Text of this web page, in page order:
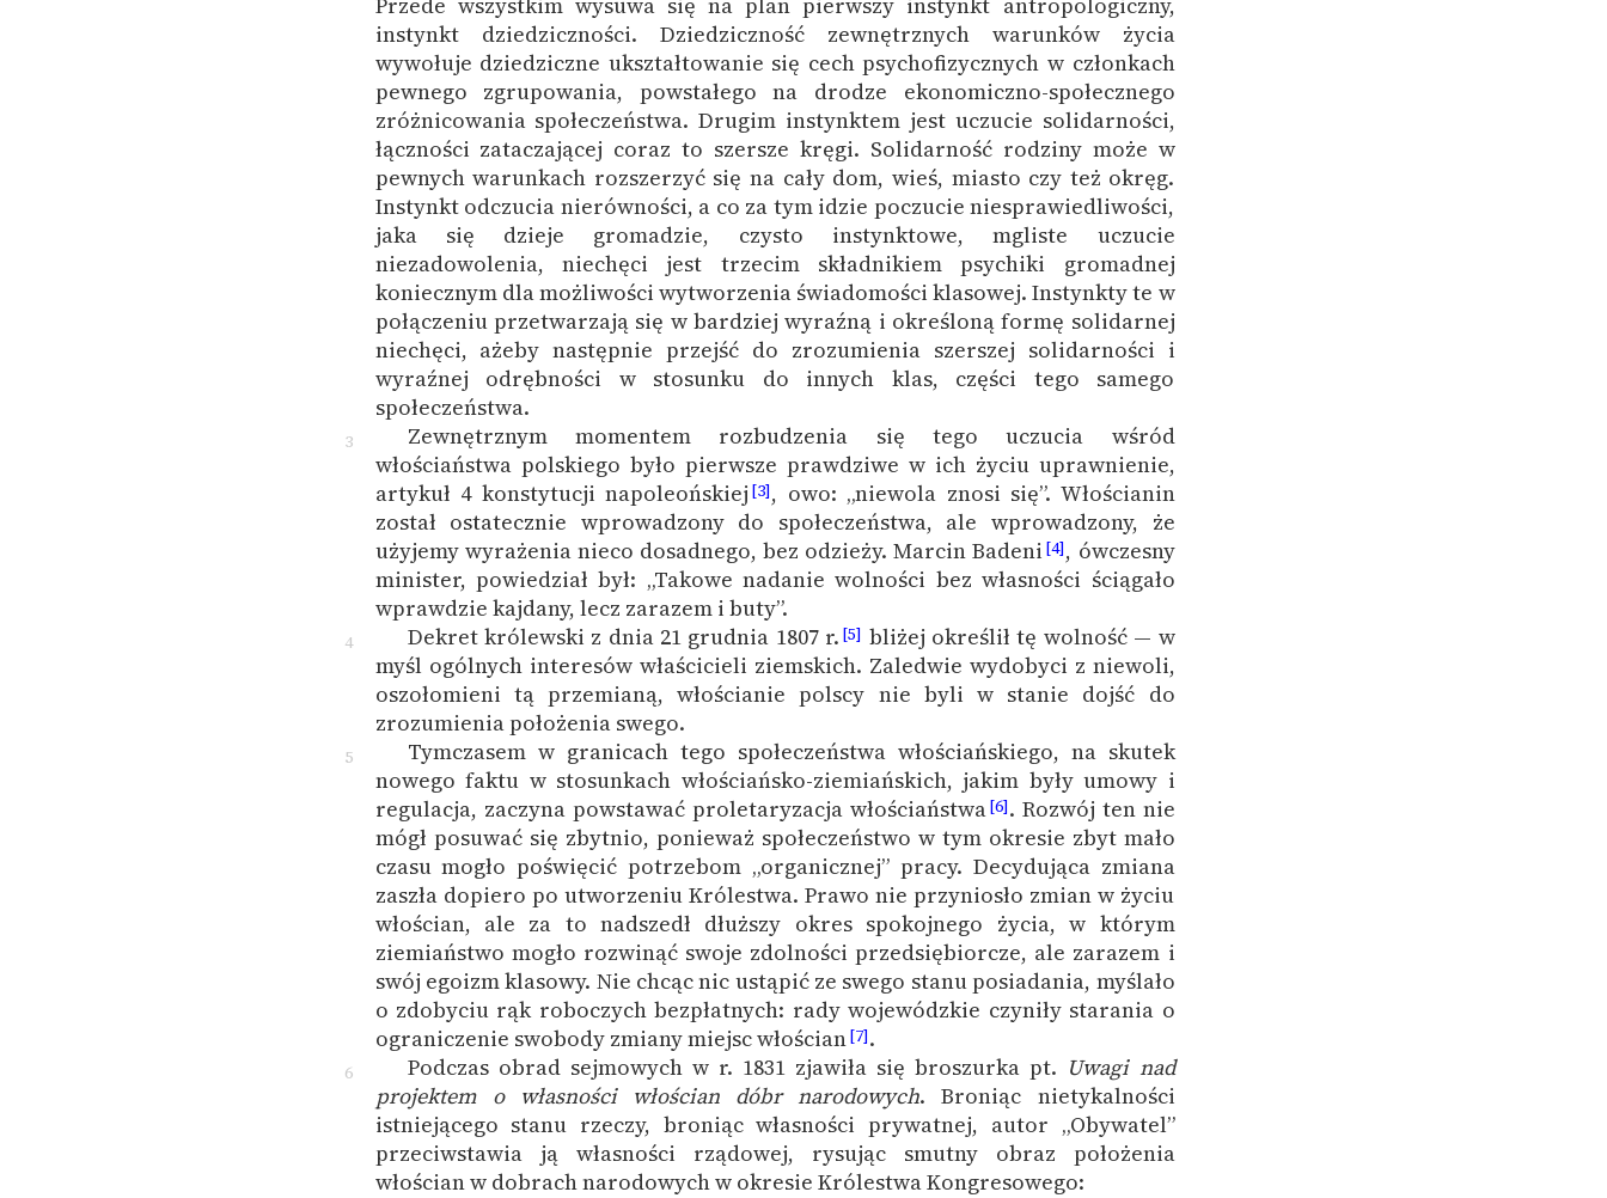
instynkt dziedziczności. Dziedziczność zewnętrznych warunków życia
wywołuje dziedziczne ukształtowanie się cech psychofizycznych w członkach
pewnego zgrupowania, powstałego na drodze ekonomiczno-społecznego
zróżnicowania społeczeństwa. Drugim instynktem jest uczucie solidarności,
łączności zataczającej coraz to szersze kręgi. Solidarność rodziny może w
pewnych warunkach rozszerzyć się na cały dom, wieś, miasto czy też okręg.
Instynkt odczucia nierówności, a co za tym idzie poczucie niesprawiedliwości,
jaka się dzieje gromadzie, czysto instynktowe, mgliste uczucie
niezadowolenia, niechęci jest trzecim składnikiem psychiki gromadnej
koniecznym dla możliwości wytworzenia świadomości klasowej. Instynkty te w
połączeniu przetwarzają się w bardziej wyraźną i określoną formę solidarnej
niechęci, ażeby następnie przejść do zrozumienia szerszej solidarności i
wyraźnej odrębności w stosunku do innych klas, części tego samego
społeczeństwa.
3
Zewnętrznym momentem rozbudzenia się tego uczucia wśród
włościaństwa polskiego było pierwsze prawdziwe w ich życiu uprawnienie,
artykuł 4 konstytucji napoleońskiej [3], owo: „niewola znosi się”. Włościanin
został ostatecznie wprowadzony do społeczeństwa, ale wprowadzony, że
użyjemy wyrażenia nieco dosadnego, bez odzieży. Marcin Badeni [4], ówczesny
minister, powiedział był: „Takowe nadanie wolności bez własności ściągało
wprawdzie kajdany, lecz zarazem i buty”.
4 Dekret królewski z dnia 21 grudnia 1807 r. [5] bliżej określił tę wolność — w
myśl ogólnych interesów właścicieli ziemskich. Zaledwie wydobyci z niewoli,
oszołomieni tą przemianą, włościanie polscy nie byli w stanie dojść do
zrozumienia położenia swego.
5
Tymczasem w granicach tego społeczeństwa włościańskiego, na skutek
nowego faktu w stosunkach włościańsko-ziemiańskich, jakim były umowy i
regulacja, zaczyna powstawać proletaryzacja włościaństwa[6]. Rozwój ten nie
mógł posuwać się zbytnio, ponieważ społeczeństwo w tym okresie zbyt mało
czasu mogło poświęcić potrzebom „organicznej” pracy. Decydująca zmiana
zaszła dopiero po utworzeniu Królestwa. Prawo nie przyniosło zmian w życiu
włościan, ale za to nadszedł dłuższy okres spokojnego życia, w którym
ziemiaństwo mogło rozwinąć swoje zdolności przedsiębiorcze, ale zarazem i
swój egoizm klasowy. Nie chcąc nic ustąpić ze swego stanu posiadania, myślało
o zdobyciu rąk roboczych bezpłatnych: rady wojewódzkie czyniły starania o
ograniczenie swobody zmiany miejsc włościan[7].
6 Podczas obrad sejmowych w r. 1831 zjawiła się broszurka pt. Uwagi nad
projektem o własności włościan dóbr narodowych. Broniąc nietykalności
istniejącego stanu rzeczy, broniąc własności prywatnej, autor „Obywatel”
przeciwstawia ją własności rządowej, rysując smutny obraz położenia
włościan w dobrach narodowych w okresie Królestwa Kongresowego: